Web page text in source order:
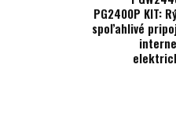
PG2400P KIT:
spoľahlivé